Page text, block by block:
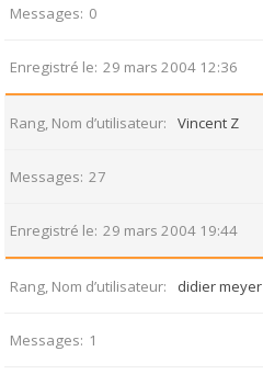
Messages 0
Enregistré le 29 mars 2004 12:36
Rang, Nom d’utilisateur Vincent Z
Messages 27
Enregistré le 29 mars 2004 19:44
Rang, Nom d’utilisateur didier meyer
Messages 1